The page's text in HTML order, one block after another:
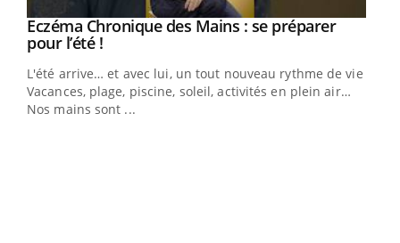
Youtube
Eczéma Chronique des Mains : se préparer
pour l’été !Youtube
L'été arrive… et avec lui, un tout nouveau rythme de vie !
Vacances, plage, piscine, soleil, activités en plein air…
Nos mains sont ...